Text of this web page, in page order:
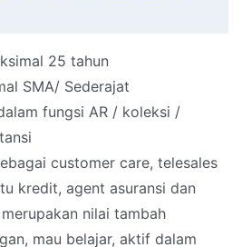
25 tahun
SMA/ Sederajat
fungsi AR / koleksi /
customer care, telesales
kredit, agent asuransi dan
nilai tambah
mau belajar, aktif dalam